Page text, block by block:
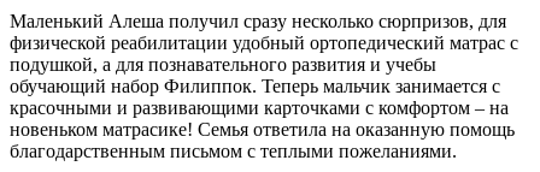
Маленький Алеша получил сразу несколько сюрпризов, для
физической реабилитации удобный ортопедический матрас с
подушкой, а для познавательного развития и учебы
обучающий набор Филиппок. Теперь мальчик занимается с
красочными и развивающими карточками с комфортом – на
новеньком матрасике! Семья ответила на оказанную помощь
благодарственным письмом с теплыми пожеланиями.